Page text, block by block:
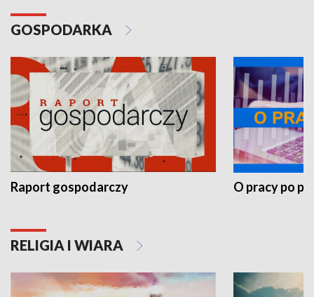
GOSPODARKA
Raport gospodarczy O pracy po
RELIGIA I WIARA